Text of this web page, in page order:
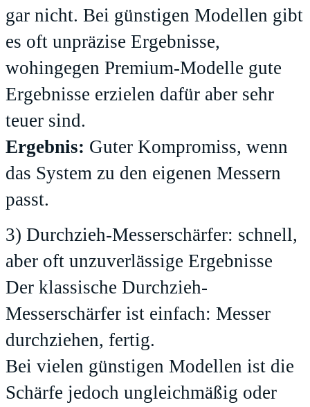
gar nicht. Bei günstigen Modellen gibt
es oft unpräzise Ergebnisse,
wohingegen Premium-Modelle gute
Ergebnisse erzielen dafür aber sehr
teuer sind.
Ergebnis: Guter Kompromiss, wenn
das System zu den eigenen Messern
passt.
3) Durchzieh-Messerschärfer: schnell,
aber oft unzuverlässige Ergebnisse
Der klassische Durchzieh-
Messerschärfer ist einfach: Messer
durchziehen, fertig.
Bei vielen günstigen Modellen ist die
Schärfe jedoch ungleichmäßig oder